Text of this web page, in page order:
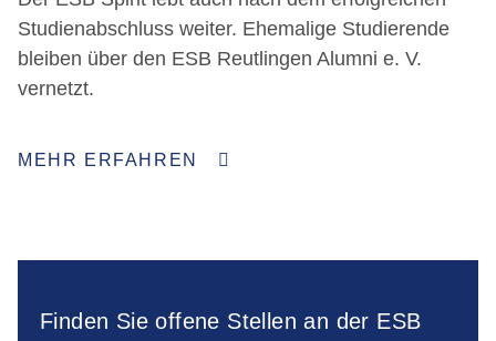
Studienabschluss weiter. Ehemalige Studierende
bleiben über den ESB Reutlingen Alumni e. V.
vernetzt.
MEHR ERFAHREN
Finden Sie offene Stellen an der ESB